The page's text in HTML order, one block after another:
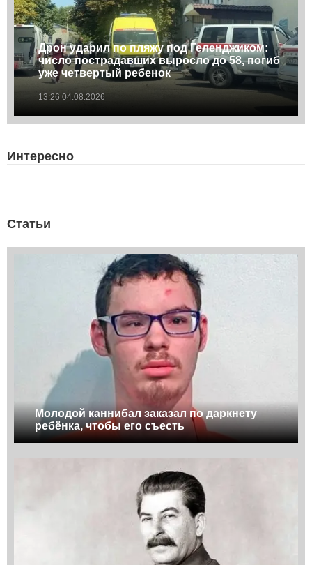
Дрон ударил по пляжу под Геленджиком:
число пострадавших выросло до 58, погиб
уже четвертый ребенок
13:26 04.08.2026
Интересно
Статьи
Молодой каннибал заказал по даркнету
ребёнка, чтобы его съесть